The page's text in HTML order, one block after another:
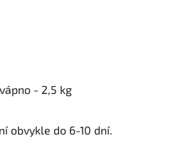
- 2,5 kg
obvykle do 6-10 dní.